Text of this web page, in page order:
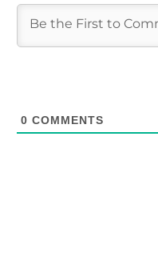
0 COMMENTS